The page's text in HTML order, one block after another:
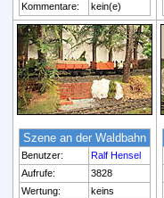
Kommentare:
kein(e)
Szene an der Waldbahn
Benutzer:
Ralf Hensel
Aufrufe:
3828
Wertung:
keins